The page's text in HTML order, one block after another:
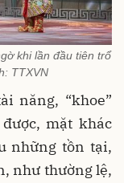
khi lần đầu tiên trổ
TTXVN
năng, “khoe”
mặt khác
những tồn tại,
như thường lệ,